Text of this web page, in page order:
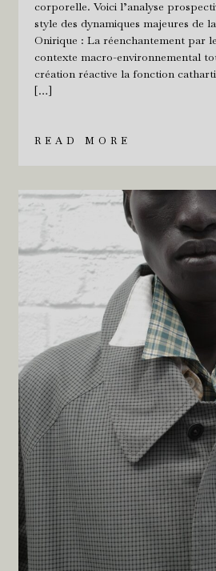
corporelle. Voici l’analyse
style des dynamiques majeures de
Onirique : La réenchantement par
contexte macro-environnemental
création réactive la fonction
[…]
READ MORE